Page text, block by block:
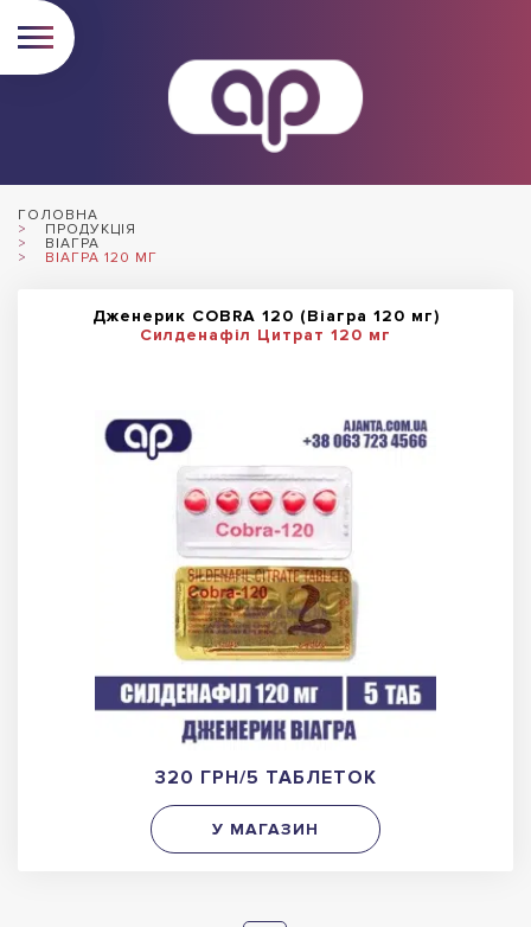
ГОЛОВНА
ПРОДУКЦІЯ
ВІАГРА
ВІАГРА 120 МГ
Дженерик COBRA 120 (Віагра 120 мг)
Силденафіл Цитрат 120 мг
320 ГРН/5 ТАБЛЕТОК
У МАГАЗИН